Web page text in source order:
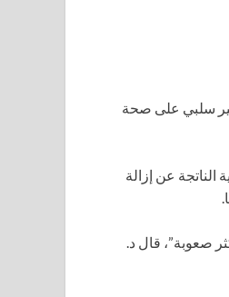
سلبي على صحة
الناتجة عن إزالة
صعوبة”، قال د.